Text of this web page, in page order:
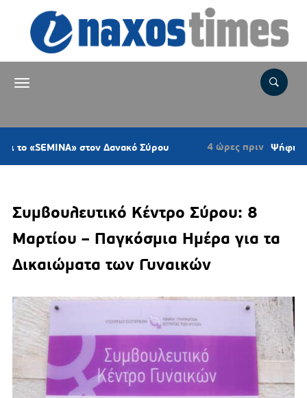
στον Δανακό Σύρου 4 ώρες πριν Ψήφισμα του
Συμβουλευτικό Κέντρο Σύρου: 8
Μαρτίου – Παγκόσμια Ημέρα για τα
Δικαιώματα των Γυναικών